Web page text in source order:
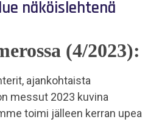
näköislehtenä
(4/2023):
ajankohtaista
messut 2023 kuvina
toimi jälleen kerran upea